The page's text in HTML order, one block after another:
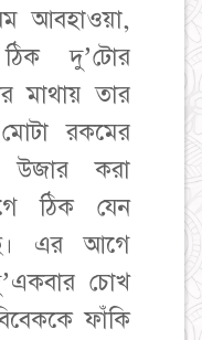
আবহাওয়া,
দু’টোর
মাথায় তার
মোটা রকমের
উজার করা
ঠিক যেন
এর আগে
চোখ
ফাঁকি